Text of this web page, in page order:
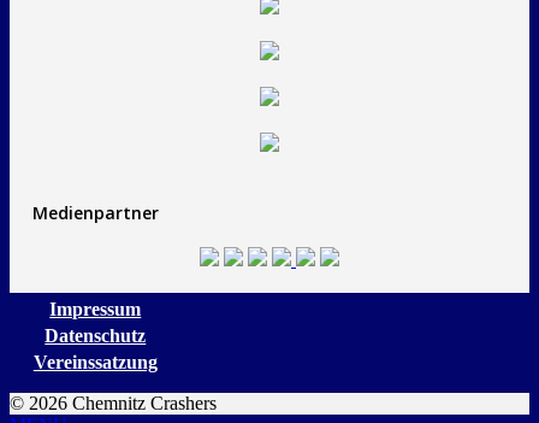
Medienpartner
Impressum
Datenschutz
Vereinssatzung
© 2026 Chemnitz Crashers